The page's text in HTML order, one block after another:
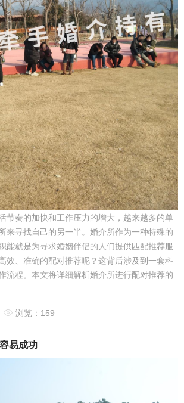
节奏的加快和工作压力的增大，越来越多的单
来寻找自己的另一半。婚介所作为一种特殊的
能就是为寻求婚姻伴侣的人们提供匹配推荐服
效、准确的配对推荐呢？这背后涉及到一套科
流程。本文将详细解析婚介所进行配对推荐的
浏览：159
易成功